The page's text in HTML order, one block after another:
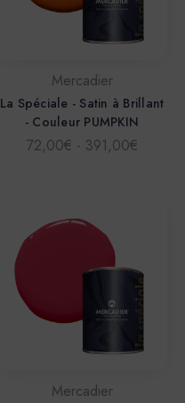
Mercadier
La Spéciale - Satin à Brillant
- Couleur PUMPKIN
72,00€ - 391,00€
Mercadier